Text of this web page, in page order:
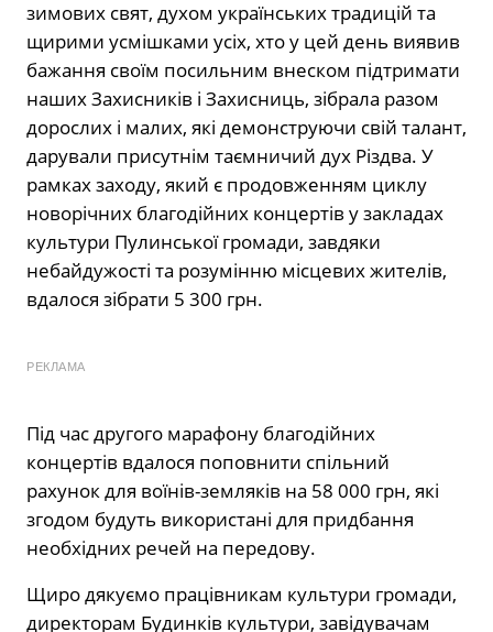
зимових свят, духом українських традицій та
щирими усмішками усіх, хто у цей день виявив
бажання своїм посильним внеском підтримати
наших Захисників і Захисниць, зібрала разом
дорослих і малих, які демонструючи свій талант,
дарували присутнім таємничий дух Різдва. У
рамках заходу, який є продовженням циклу
новорічних благодійних концертів у закладах
культури Пулинської громади, завдяки
небайдужості та розумінню місцевих жителів,
вдалося зібрати 5 300 грн.
РЕКЛАМА
Під час другого марафону благодійних
концертів вдалося поповнити спільний
рахунок для воїнів-земляків на 58 000 грн, які
згодом будуть використані для придбання
необхідних речей на передову.
Щиро дякуємо працівникам культури громади,
директорам Будинків культури, завідувачам